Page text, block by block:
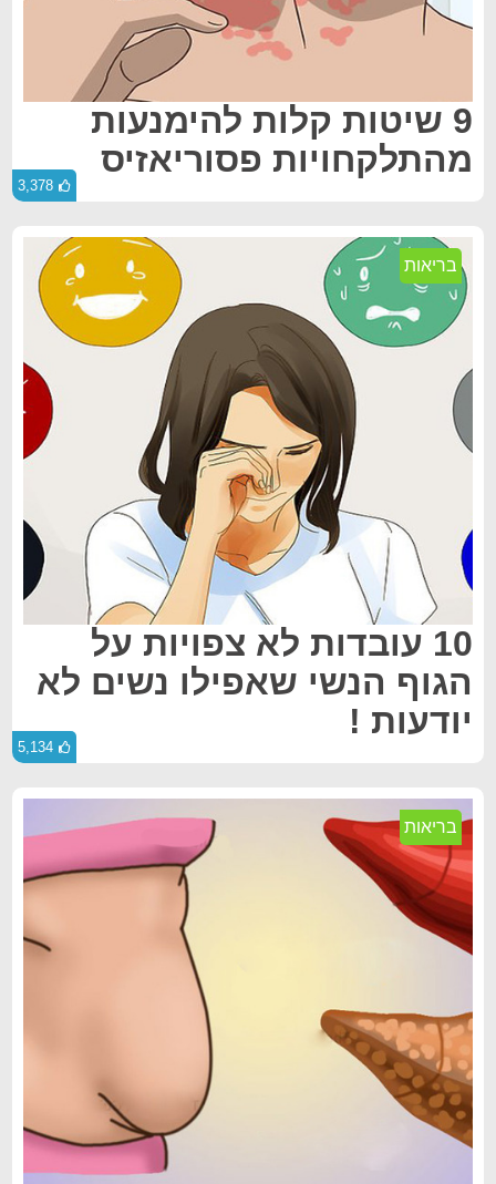
9 שיטות קלות להימנעות
מהתלקחויות פסוריאזיס
3,378
בריאות
10 עובדות לא צפויות על
הגוף הנשי שאפילו נשים לא
יודעות !
5,134
בריאות